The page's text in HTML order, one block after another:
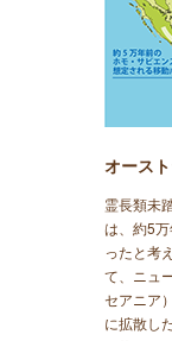
オース
霊長類未
は、約5
ったと考
て、ニュ
セアニア
に拡散し